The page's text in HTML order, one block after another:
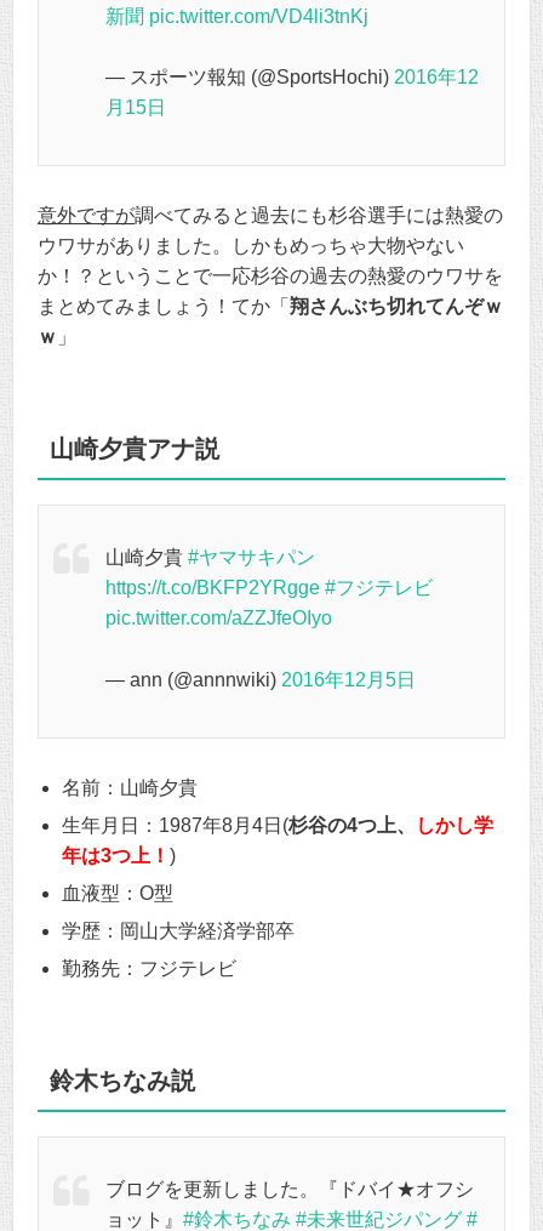
新聞 pic.twitter.com/VD4li3tnKj
— スポーツ報知 (@SportsHochi) 2016年12
月15日
意外ですが調べてみると過去にも杉谷選手には熱愛の
ウワサがありました。しかもめっちゃ大物やない
か！？ということで一応杉谷の過去の熱愛のウワサを
まとめてみましょう！てか「 翔さんぶち切れてんぞｗ
ｗ 」
山崎夕貴アナ説
山崎夕貴 #ヤマサキパン
https://t.co/BKFP2YRgge #フジテレビ
pic.twitter.com/aZZJfeOIyo
— ann (@annnwiki) 2016年12月5日
名前：山崎夕貴
生年月日：1987年8月4日(杉谷の4つ上、
しかし学
年は3つ上！ )
血液型：O型
学歴：岡山大学経済学部卒
勤務先：フジテレビ
鈴木ちなみ説
ブログを更新しました。『ドバイ★オフシ
ョット』 #鈴木ちなみ #未来世紀ジパング #